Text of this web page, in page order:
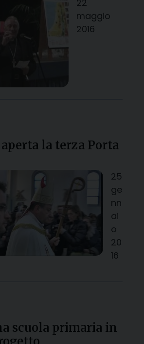
22
maggio
2016
la terza Porta
25
ge
nn
ai
o
20
16
scuola primaria in